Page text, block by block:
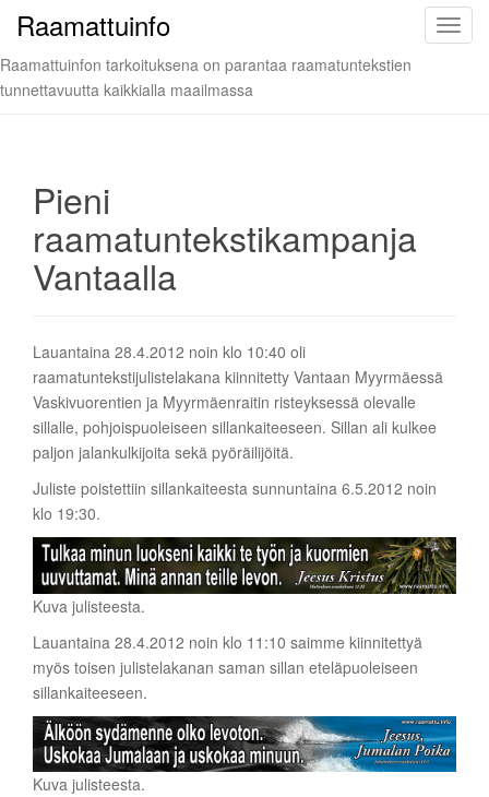
T
Raamattuinfo
Raamattuinfon tarkoituksena on parantaa raamatuntekstien
tunnettavuutta kaikkialla maailmassa
Pieni
raamatuntekstikampanja
Vantaalla
Lauantaina 28.4.2012 noin klo 10:40 oli
raamatuntekstijulistelakana kiinnitetty Vantaan Myyrmäessä
Vaskivuorentien ja Myyrmäenraitin risteyksessä olevalle
sillalle, pohjoispuoleiseen sillankaiteeseen. Sillan ali kulkee
paljon jalankulkijoita sekä pyöräilijöitä.
Juliste poistettiin sillankaiteesta sunnuntaina 6.5.2012 noin
klo 19:30.
Kuva julisteesta.
Lauantaina 28.4.2012 noin klo 11:10 saimme kiinnitettyä
myös toisen julistelakanan saman sillan eteläpuoleiseen
sillankaiteeseen.
Kuva julisteesta.